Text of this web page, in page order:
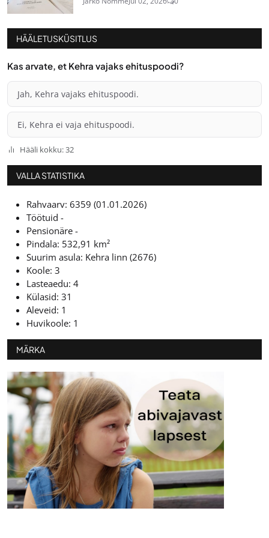
HÄÄLETUSKÜSITLUS
Kas arvate, et Kehra vajaks ehituspoodi?
Jah, Kehra vajaks ehituspoodi.
Ei, Kehra ei vaja ehituspoodi.
Hääli kokku: 32
VALLA STATISTIKA
Rahvaarv: 6359 (01.01.2026)
Töötuid -
Pensionäre -
Pindala: 532,91 km²
Suurim asula: Kehra linn (2676)
Koole: 3
Lasteaedu: 4
Külasid: 31
Aleveid: 1
Huvikoole: 1
MÄRKA